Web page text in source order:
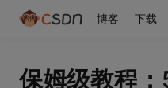
博客 下载
保姆级教程